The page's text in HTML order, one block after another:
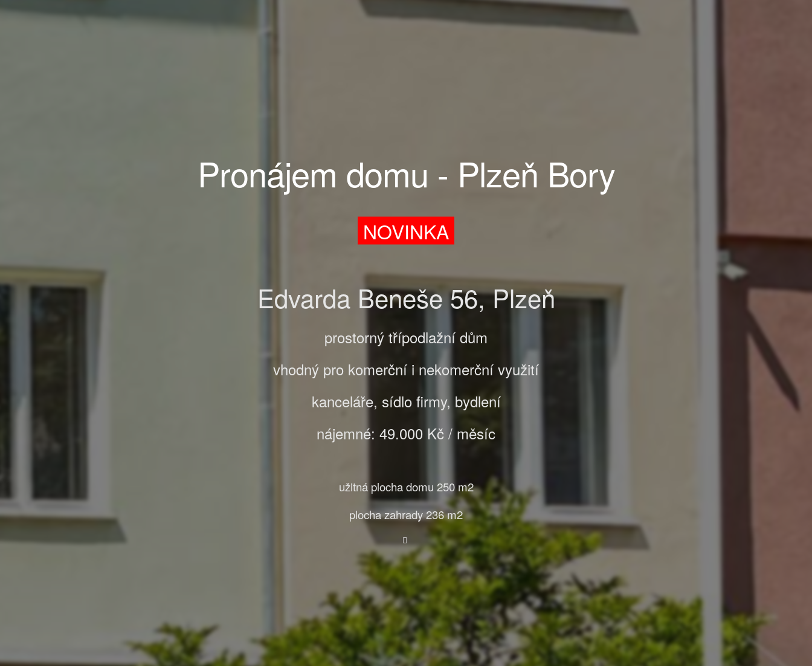
Pronájem domu - Plzeň Bory
NOVINKA
Edvarda Beneše 56, Plzeň
prostorný třípodlažní dům
vhodný pro komerční i nekomerční využití
kanceláře, sídlo firmy, bydlení
nájemné: 49.000 Kč / měsíc
užitná plocha domu 250 m2
plocha zahrady 236 m2